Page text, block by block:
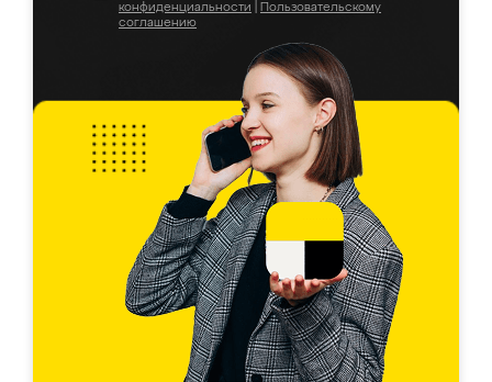
конфиденциальности
Пользовательскому
соглашению